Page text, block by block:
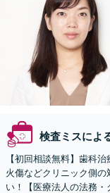
検査ミスによ
【初回相談無料】歯科
火傷などクリニック側
い！【医療法人の法務